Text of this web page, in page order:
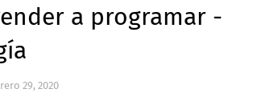
a programar -
29, 2020